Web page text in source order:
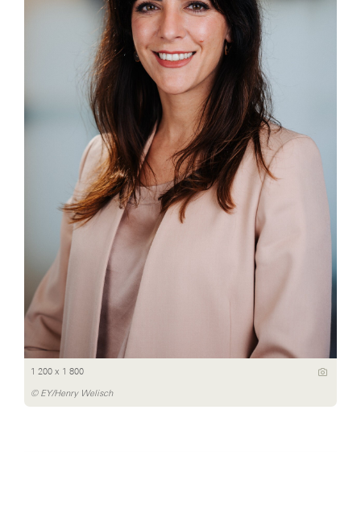
1 200 x 1 800
© EY/Henry Welisch